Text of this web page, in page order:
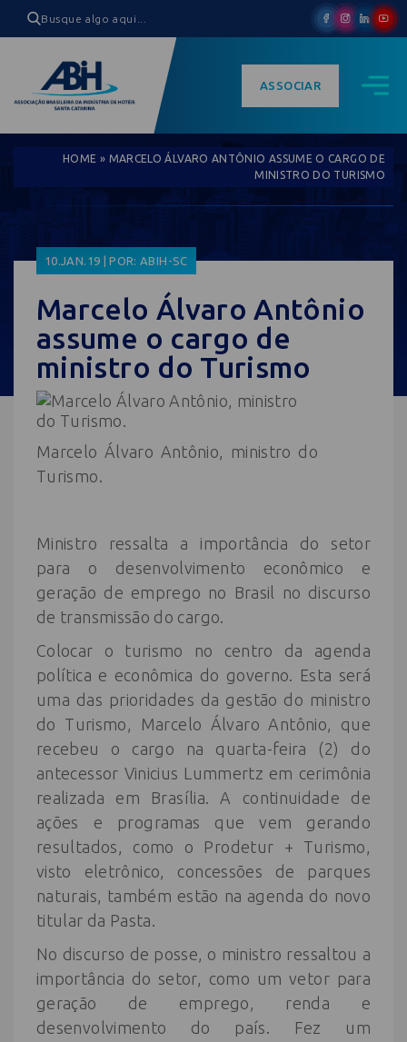
ASSOCIAR
HOME » MARCELO ÁLVARO ANTÔNIO ASSUME O CARGO DE
MINISTRO DO TURISMO
10.JAN.19 | POR: ABIH-SC
Marcelo Álvaro Antônio
assume o cargo de
ministro do Turismo
Marcelo Álvaro Antônio, ministro do
Turismo.
Ministro ressalta a importância do setor
para o desenvolvimento econômico e
geração de emprego no Brasil no discurso
de transmissão do cargo.
Colocar o turismo no centro da agenda
política e econômica do governo. Esta será
uma das prioridades da gestão do ministro
do Turismo, Marcelo Álvaro Antônio, que
recebeu o cargo na quarta-feira (2) do
antecessor Vinicius Lummertz em cerimônia
realizada em Brasília. A continuidade de
ações e programas que vem gerando
resultados, como o Prodetur + Turismo,
visto eletrônico, concessões de parques
naturais, também estão na agenda do novo
titular da Pasta.
No discurso de posse, o ministro ressaltou a
importância do setor, como um vetor para
geração de emprego, renda e
desenvolvimento do país. Fez um